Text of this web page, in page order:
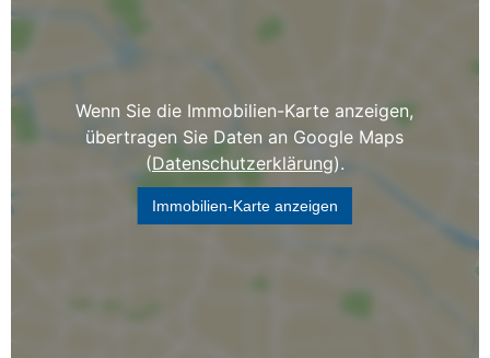
Wenn Sie die Immobilien-Karte anzeigen,
übertragen Sie Daten an Google Maps
(Datenschutzerklärung).
Immobilien-Karte anzeigen